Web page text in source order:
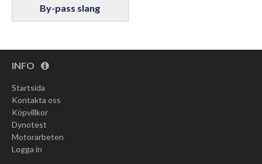
By-pass slang
INFO
Startsida
Kontakta oss
Köpvillkor
Dynotest
Motorarbeten
Logga in